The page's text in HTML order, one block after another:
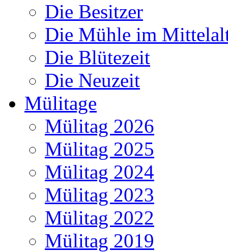
Die Besitzer
Die Mühle im
Die Blütezeit
Die Neuzeit
Mülitage
Mülitag 2026
Mülitag 2025
Mülitag 2024
Mülitag 2023
Mülitag 2022
Mülitag 2019